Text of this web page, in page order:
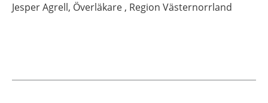
JesperAgrell, Överläkare , Region Västernorrland